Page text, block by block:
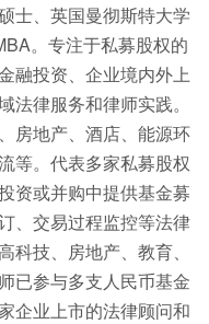
士、英国曼彻斯特大学
。专注于私募股权的
融投资、企业境内外上
律服务和律师实践。
房地产、酒店、能源环
等。代表多家私募股权
资或并购中提供基金募
、交易过程监控等法律
科技、房地产、教育、
已参与多支人民币基金
企业上市的法律顾问和